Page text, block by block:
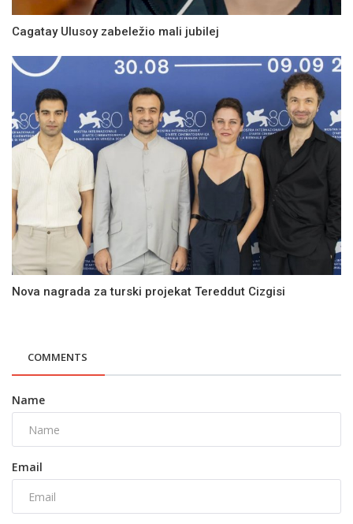
Cagatay Ulusoy zabeležio mali jubilej
Nova nagrada za turski projekat Tereddut Cizgisi
COMMENTS
Name
Email